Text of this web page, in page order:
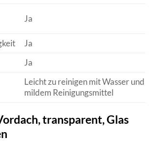
Ja
Ja
Ja
Leicht zu reinigen mit Wasser und
mildem Reinigungsmittel
transparent, Glas